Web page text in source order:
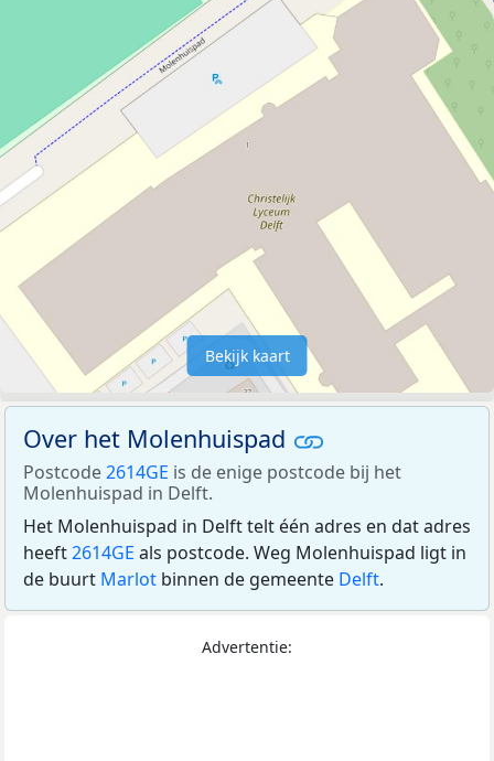
Bekijk kaart
Over het Molenhuispad
Postcode2614GE is de enige postcode bij het
Molenhuispad in Delft.
Het Molenhuispad in Delft telt één adres en dat adres
heeft2614GE als postcode. Weg Molenhuispad ligt in
de buurt Marlot binnen de gemeente Delft.
Advertentie: